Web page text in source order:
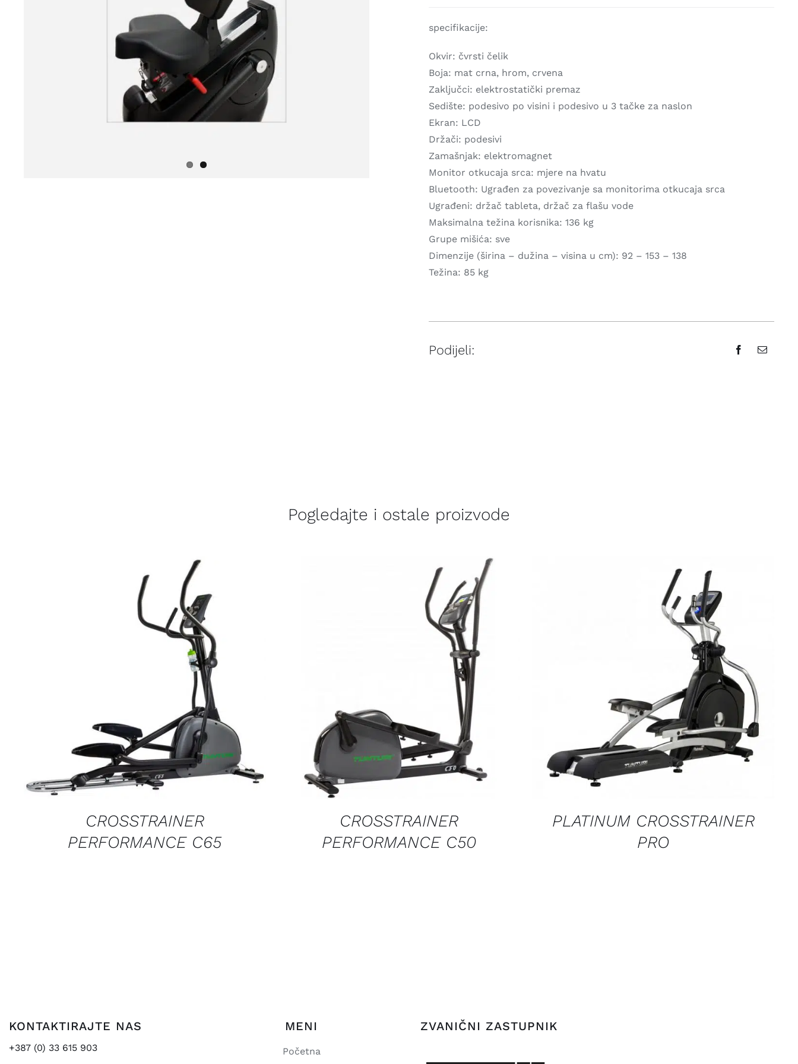
specifikacije:
Okvir: čvrsti čelik
Boja: mat crna, hrom, crvena
Zaključci: elektrostatički premaz
Sedište: podesivo po visini i podesivo u 3 tačke za naslon
Ekran: LCD
Držači: podesivi
Zamašnjak: elektromagnet
Monitor otkucaja srca: mjere na hvatu
Bluetooth: Ugrađen za povezivanje sa monitorima otkucaja srca
Ugrađeni: držač tableta, držač za flašu vode
Maksimalna težina korisnika: 136 kg
Grupe mišića: sve
Dimenzije (širina – dužina – visina u cm): 92 – 153 – 138
Težina: 85 kg
Podijeli:
Pogledajte i ostale proizvode
CROSSTRAINER
PERFORMANCE C65
CROSSTRAINER
PERFORMANCE C50
PLATINUM CROSSTRAINER
PRO
KONTAKTIRAJTE NAS
+387 (0) 33 615 903
MENI
Početna
ZVANIČNI ZASTUPNIK